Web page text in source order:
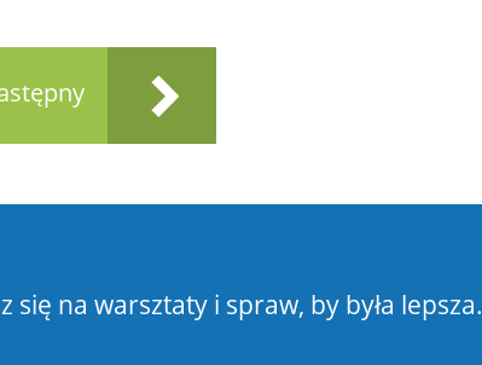
się na warsztaty i spraw, by była lepsza.